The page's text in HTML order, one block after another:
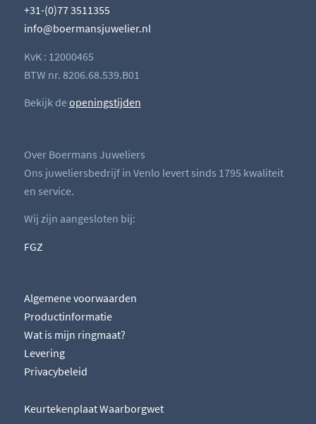
+31-(0)77 3511355
info@boermansjuwelier.nl
KvK : 12000465
BTW nr. 8206.68.539.B01
Bekijk deopeningstijden
Over Boermans Juweliers
Ons juweliersbedrijf in Venlo levert sinds 1795 kwaliteit
en service.
Wij zijn aangesloten bij:
FGZ
Algemene voorwaarden
Productinformatie
Wat is mijn ringmaat?
Levering
Privacybeleid
Keurtekenplaat Waarborgwet